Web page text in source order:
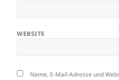
WEBSITE
Name, E-Mail-Adresse und